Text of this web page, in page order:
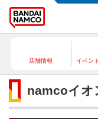
店舗情報 イベン
namcoイオ